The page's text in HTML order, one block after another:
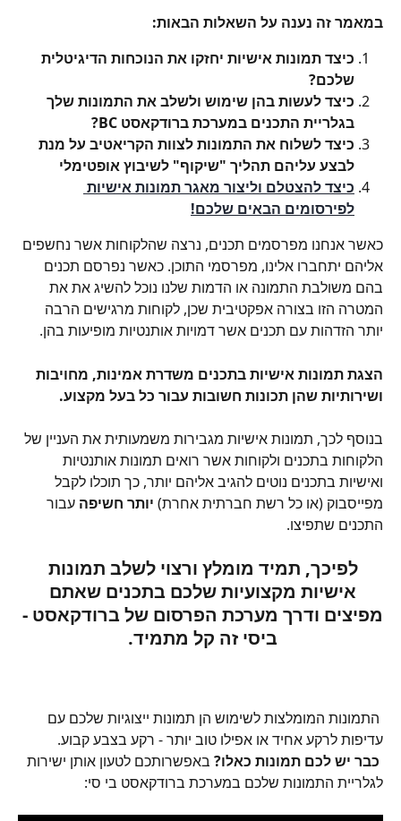
במאמר זה נענה על השאלות הבאות:
כיצד תמונות אישיות יחזקו את הנוכחות הדיגיטלית
שלכם?
כיצד לעשות בהן שימוש ולשלב את התמונות שלך
בגלריית התכנים במערכת ברודקאסט BC?
כיצד לשלוח את התמונות לצוות הקריאטיב על מנת
לבצע עליהם תהליך "שיקוף" לשיבוץ אופטימלי
כיצד להצטלם וליצור מאגר תמונות אישיות
לפירסומים הבאים שלכם!
כאשר אנחנו מפרסמים תכנים, נרצה שהלקוחות אשר נחשפים
אליהם יתחברו אלינו, מפרסמי התוכן. כאשר נפרסם תכנים
בהם משולבת התמונה או הדמות שלנו נוכל להשיג את את
המטרה הזו בצורה אפקטיבית שכן, לקוחות מרגישים הרבה
יותר הזדהות עם תכנים אשר דמויות אותנטיות מופיעות בהן.
הצגת תמונות אישיות בתכנים משדרת אמינות, מחויבות
ושירותיות שהן תכונות חשובות עבור כל בעל מקצוע.
בנוסף לכך, תמונות אישיות מגבירות משמעותית את העניין של
הלקוחות בתכנים ולקוחות אשר רואים תמונות אותנטיות
ואישיות בתכנים נוטים להגיב אליהם יותר, כך תוכלו לקבל
מפייסבוק (או כל רשת חברתית אחרת) יותר חשיפה עבור
התכנים שתפיצו.
לפיכך, תמיד מומלץ ורצוי לשלב תמונות
אישיות מקצועיות שלכם בתכנים שאתם
מפיצים ודרך מערכת הפרסום של ברודקאסט -
ביסי זה קל מתמיד.
התמונות המומלצות לשימוש הן תמונות ייצוגיות שלכם עם
עדיפות לרקע אחיד או אפילו טוב יותר - רקע בצבע קבוע.
כבר יש לכם תמונות כאלו? באפשרותכם לטעון אותן ישירות
לגלריית התמונות שלכם במערכת ברודקאסט בי סי: